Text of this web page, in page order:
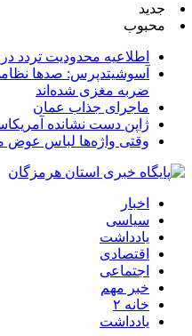
جدید
محبوب
اطلاعیه محدودیت تردد
آسوشیتدپرس: صدها
ضربه مغزی شده‌اند
ماجرای جذاب عمان
ژاپن دست نشانده
وقتی واژه‌ها لباس عوض
اخبار
سیاسی
یادداشت
اقتصادی
اجتماعی
خبر مهم
خانه ۲
یادداشت